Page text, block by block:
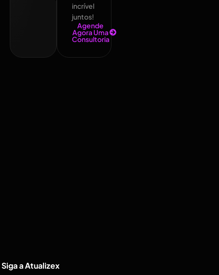
incrível
juntos!
Agende
Agora Uma
Consultoria
Siga a Atualizex